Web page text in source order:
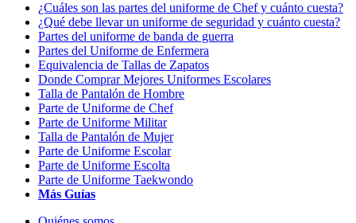
¿Cuáles son las partes del uniforme de Chef y cuánto cuesta?
¿Qué debe llevar un uniforme de seguridad y cuánto cuesta?
Partes del uniforme de banda de guerra
Partes del Uniforme de Enfermera
Equivalencia de Tallas de Zapatos
Donde Comprar Mejores Uniformes Escolares
Talla de Pantalón de Hombre
Parte de Uniforme de Chef
Parte de Uniforme Militar
Talla de Pantalón de Mujer
Parte de Uniforme Escolar
Parte de Uniforme Escolta
Parte de Uniforme Taekwondo
Más Guías